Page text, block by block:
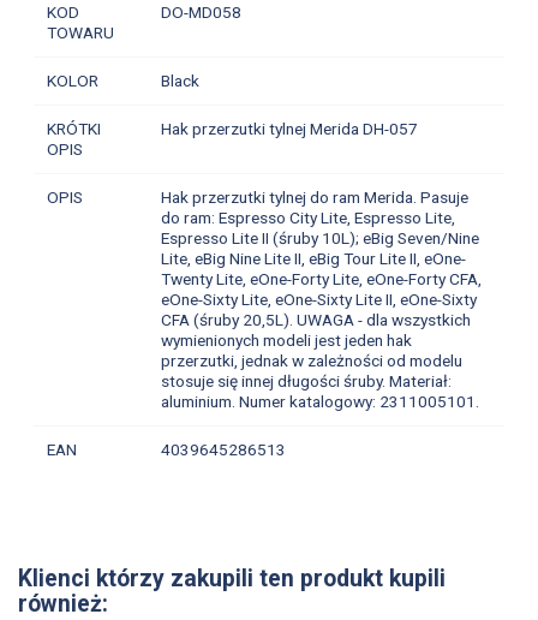
KOD
TOWARU
DO-MD058
KOLOR Black
KRÓTKI
OPIS
Hak przerzutki tylnej Merida DH-057
OPIS
Hak przerzutki tylnej do ram Merida. Pasuje
do ram: Espresso City Lite, Espresso Lite,
Espresso Lite II (śruby 10L); eBig Seven/Nine
Lite, eBig Nine Lite II, eBig Tour Lite II, eOne-
Twenty Lite, eOne-Forty Lite, eOne-Forty CFA,
eOne-Sixty Lite, eOne-Sixty Lite II, eOne-Sixty
CFA (śruby 20,5L). UWAGA - dla wszystkich
wymienionych modeli jest jeden hak
przerzutki, jednak w zależności od modelu
stosuje się innej długości śruby. Materiał:
aluminium. Numer katalogowy: 2311005101.
EAN 4039645286513
Klienci którzy zakupili ten produkt kupili
również: